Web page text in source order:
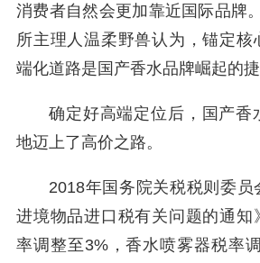
消费者自然会更加靠近国际品牌
所主理人温柔野兽认为，锚定核
端化道路是国产香水品牌崛起的捷
确定好高端定位后，国产香
地迈上了高价之路。
2018年国务院关税税则委
进境物品进口税有关问题的通知
率调整至3%，香水喷雾器税率